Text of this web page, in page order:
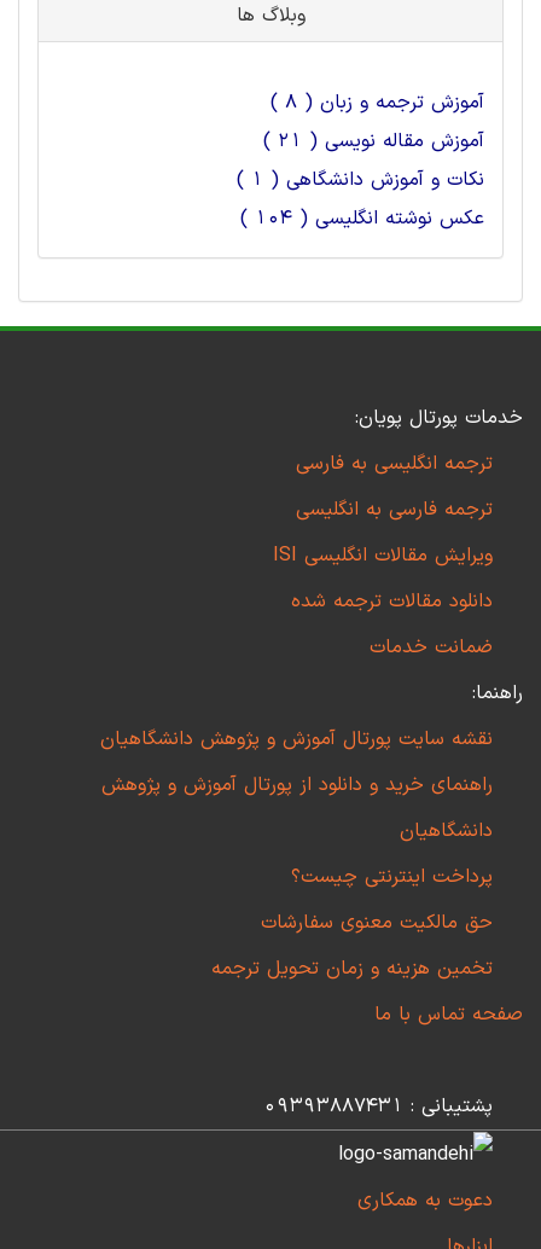
وبلاگ ها
آموزش ترجمه و زبان ( 8 )
آموزش مقاله نویسی ( 21 )
نکات و آموزش دانشگاهی ( 1 )
عکس نوشته انگلیسی ( 104 )
خدمات پورتال پویان:
ترجمه انگلیسی به فارسی
ترجمه فارسی به انگلیسی
ویرایش مقالات انگلیسی ISI
دانلود مقالات ترجمه شده
ضمانت خدمات
راهنما:
نقشه سایت پورتال آموزش و پژوهش دانشگاهیان
راهنمای خرید و دانلود از پورتال آموزش و پژوهش
دانشگاهیان
پرداخت اینترنتی چیست؟
حق مالکیت معنوی سفارشات
تخمین هزینه و زمان تحویل ترجمه
صفحه تماس با ما
پشتیبانی : 09393887431
دعوت به همکاری